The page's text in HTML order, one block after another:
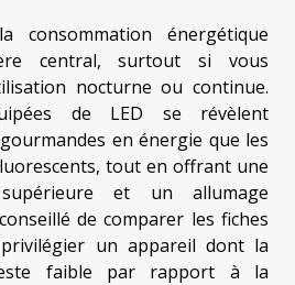
consommation énergétique
central, surtout si vous
nocturne ou continue.
de LED se révèlent
en énergie que les
tout en offrant une
et un allumage
de comparer les fiches
un appareil dont la
faible par rapport à la